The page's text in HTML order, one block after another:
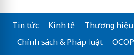
Tin tức Kinh tế Thương hiệu
Chính sách & Pháp luật
OCOP